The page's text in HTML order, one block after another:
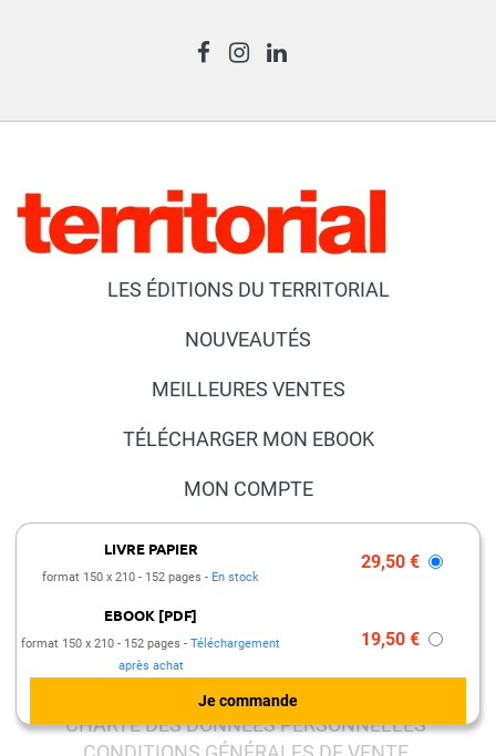
LIVRE PAPIER
format 150 x 210 152 pages En stock
29,50 €
EBOOK [PDF]
format 150 x 210 152 pages
Téléchargement
après achat
19,50 €
LES ÉDITIONS DU TERRITORIAL
NOUVEAUTÉS
MEILLEURES VENTES
TÉLÉCHARGER MON EBOOK
MON COMPTE
FAQ
PRESSE ET PARTENARIATS
MENTIONS LÉGALES
CHARTE DES DONNÉES PERSONNELLES